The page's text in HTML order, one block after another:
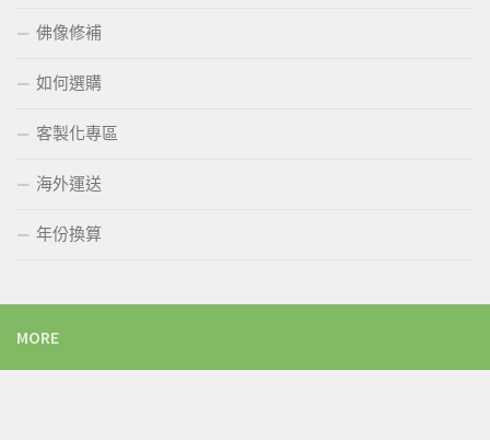
佛像修補
如何選購
客製化專區
海外運送
年份換算
MORE